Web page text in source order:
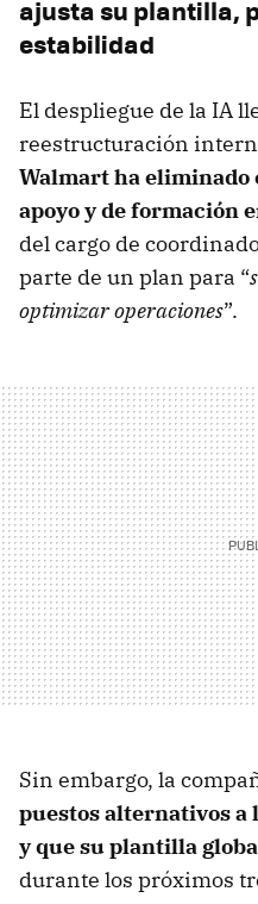
ajusta su plantilla,
estabilidad
El despliegue de la IA
reestructuración
Walmart ha eliminado
apoyo y de formación
del cargo de
parte de un plan para “
optimizar operaciones”.
Sin embargo, la
puestos alternativos a
y que su plantilla
durante los próximos